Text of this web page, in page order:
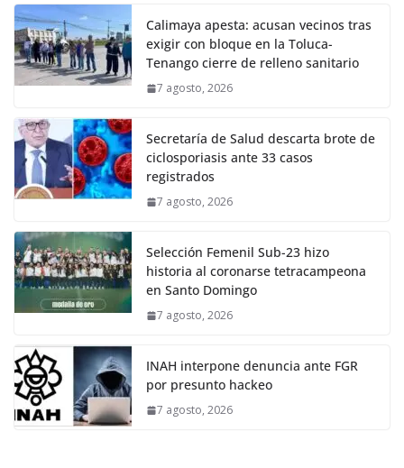
Calimaya apesta: acusan vecinos tras
exigir con bloque en la Toluca-
Tenango cierre de relleno sanitario
7 agosto, 2026
Secretaría de Salud descarta brote de
ciclosporiasis ante 33 casos
registrados
7 agosto, 2026
Selección Femenil Sub-23 hizo
historia al coronarse tetracampeona
en Santo Domingo
7 agosto, 2026
INAH interpone denuncia ante FGR
por presunto hackeo
7 agosto, 2026